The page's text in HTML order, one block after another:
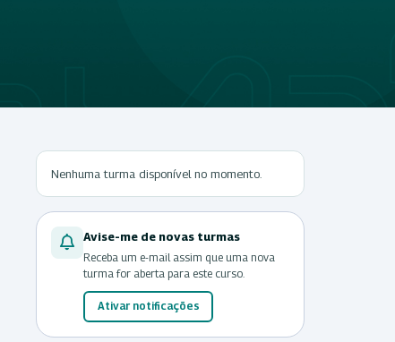
Nenhuma turma disponível no momento.
Avise-me de novas turmas
Receba um e-mail assim que uma nova
turma for aberta para este curso.
Ativar notificações